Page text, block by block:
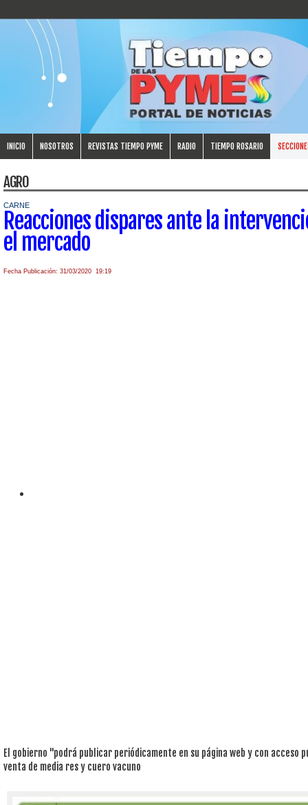
INICIO NOSOTROS REVISTAS TIEMPO PYME RADIO TIEMPO ROSARIO
AGRO
CARNE
Reacciones dispares ante la
el mercado
Fecha Publicación: 31/03/2020 19:19
El gobierno "podrá publicar periódicamente en su página web y con acceso
venta de media res y cuero vacuno